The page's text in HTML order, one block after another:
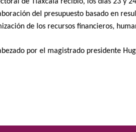
del presupuesto basado en
de los recursos financieros,
por el magistrado presidente